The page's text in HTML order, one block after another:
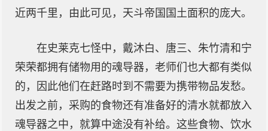
近两千里，由此可见，天斗帝国国土面积的庞大。
在史莱克七怪中，戴沐白、唐三、朱竹清和宁
荣荣都拥有储物用的魂导器，老师们也大都有类似
的，因此他们在赶路时到不需要为携带物品发愁。
出发之前，采购的食物还有准备好的清水就都放入
魂导器之中，就算中途没有补给。这些食物、饮水